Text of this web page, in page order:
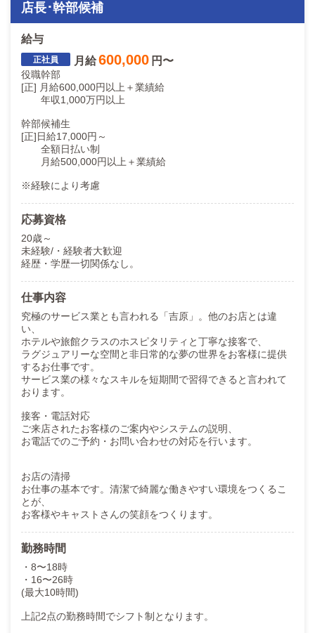
店長･幹部候補
給与
月給600,000 円〜
役職幹部
[正] 月給600,000円以上＋業績給
年収1,000万円以上
幹部候補生
[正]日給17,000円～
全額日払い制
月給500,000円以上＋業績給
※経験により考慮
応募資格
20歳～
未経験/・経験者大歓迎
経歴・学歴一切関係なし。
仕事内容
究極のサービス業とも言われる「吉原」。他のお店とは違
い、
ホテルや旅館クラスのホスピタリティと丁寧な接客で、
ラグジュアリーな空間と非日常的な夢の世界をお客様に提供
するお仕事です。
サービス業の様々なスキルを短期間で習得できると言われて
おります。
接客・電話対応
ご来店されたお客様のご案内やシステムの説明、
お電話でのご予約・お問い合わせの対応を行います。
お店の清掃
お仕事の基本です。清潔で綺麗な働きやすい環境をつくるこ
とが、
お客様やキャストさんの笑顔をつくります。
勤務時間
・8〜18時
・16〜26時
(最大10時間)
上記2点の勤務時間でシフト制となります。